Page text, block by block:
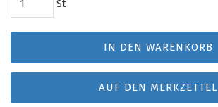
St
IN DEN WARENKORB
AUF DEN MERKZETTEL